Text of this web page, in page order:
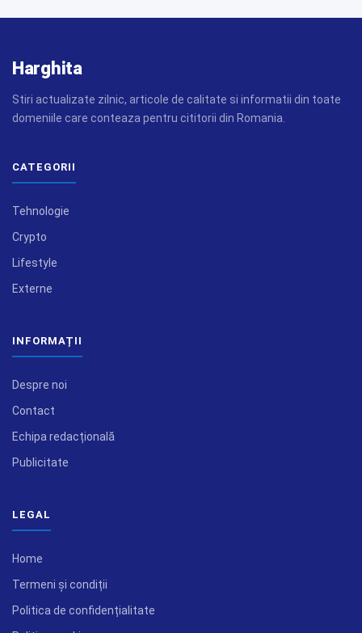
Harghita
Stiri actualizate zilnic, articole de calitate si informatii din toate
domeniile care conteaza pentru cititorii din Romania.
CATEGORII
Tehnologie
Crypto
Lifestyle
Externe
INFORMAȚII
Despre noi
Contact
Echipa redacțională
Publicitate
LEGAL
Home
Termeni și condiții
Politica de confidențialitate